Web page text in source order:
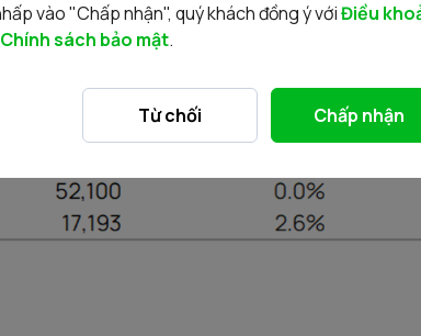
vào "Chấp nhận", quý khách đồng ý vớiĐiều
sách bảo mật.
Từ chối Chấp nhận